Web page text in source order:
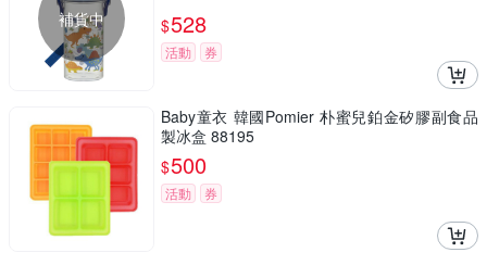
補貨中 $528
活動 券
Baby童衣 韓國Pomier 朴蜜兒鉑金矽膠副食品
製冰盒 88195
$500
活動 券